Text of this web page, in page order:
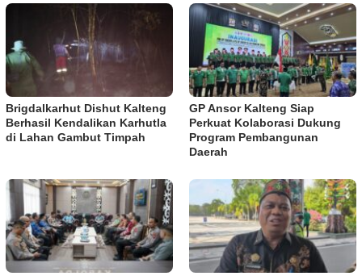
Brigdalkarhut Dishut Kalteng
Berhasil Kendalikan Karhutla
di Lahan Gambut Timpah
GP Ansor Kalteng Siap
Perkuat Kolaborasi Dukung
Program Pembangunan
Daerah